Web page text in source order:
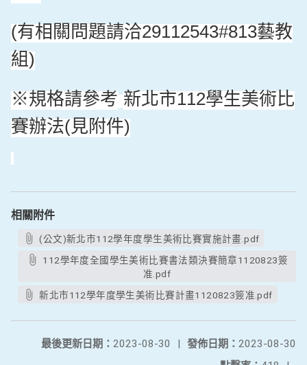
(有相關問題請洽29112543#813藝教
組)
※規格請參考 新北市112學生美術比
賽辦法(見附件)
相關附件
(公文)新北市112學年度學生美術比賽實施計畫.pdf
准.pdf
新北市112學年度學生美術比賽計畫1120823簽准.pdf
發佈日期： 2023-08-30
最後更新日期： 2023-08-30
|